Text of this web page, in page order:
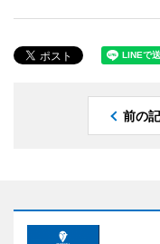
前の